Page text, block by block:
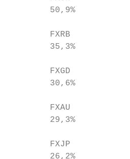
50,9%
FXRB
35,3%
FXGD
30,6%
FXAU
29,3%
FXJP
26,2%